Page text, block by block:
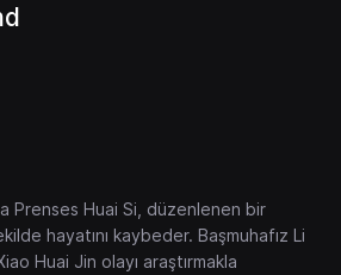
Prenses Huai Si, düzenlenen bir
hayatını kaybeder. Başmuhafız Li
Huai Jin olayı araştırmakla